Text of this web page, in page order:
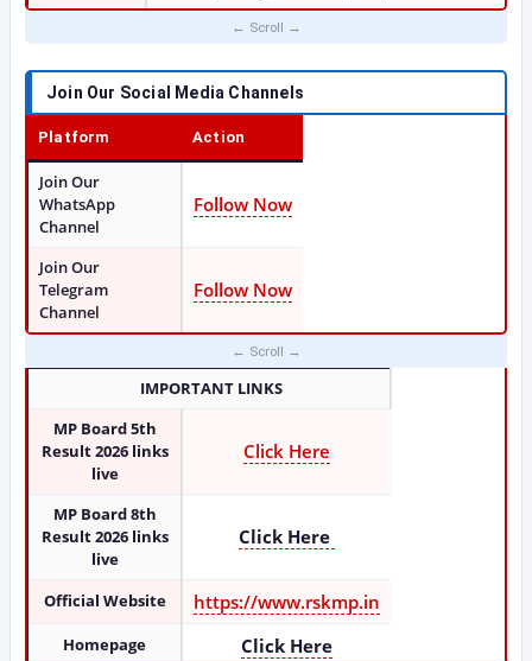
Join Our Social Media Channels
Platform Action
Join Our
WhatsApp
Channel
Follow Now
Join Our
Telegram
Channel
Follow Now
IMPORTANT LINKS
MP Board 5th
Result 2026 links
live
Click Here
MP Board 8th
Result 2026 links
live
Click Here
Official Website https://www.rskmp.in
Homepage Click Here